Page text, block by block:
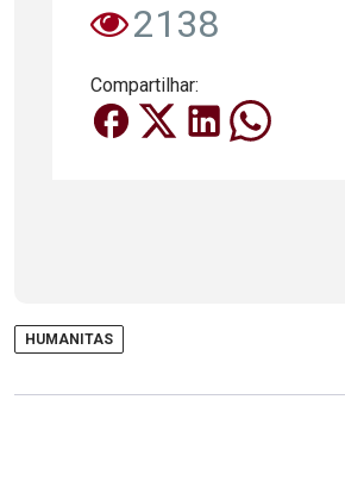
2138
Compartilhar:
HUMANITAS